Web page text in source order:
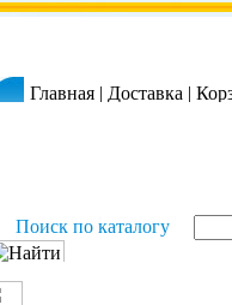
Главная | Доставка |
Поиск по каталогу